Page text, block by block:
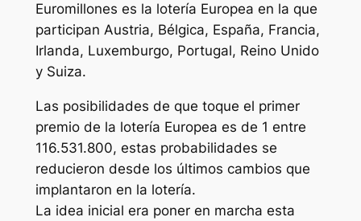
Euromillones es la lotería Europea en la que
participan Austria, Bélgica, España, Francia,
Irlanda, Luxemburgo, Portugal, Reino Unido
y Suiza.
Las posibilidades de que toque el primer
premio de la lotería Europea es de 1 entre
116.531.800, estas probabilidades se
reducieron desde los últimos cambios que
implantaron en la lotería.
La idea inicial era poner en marcha esta